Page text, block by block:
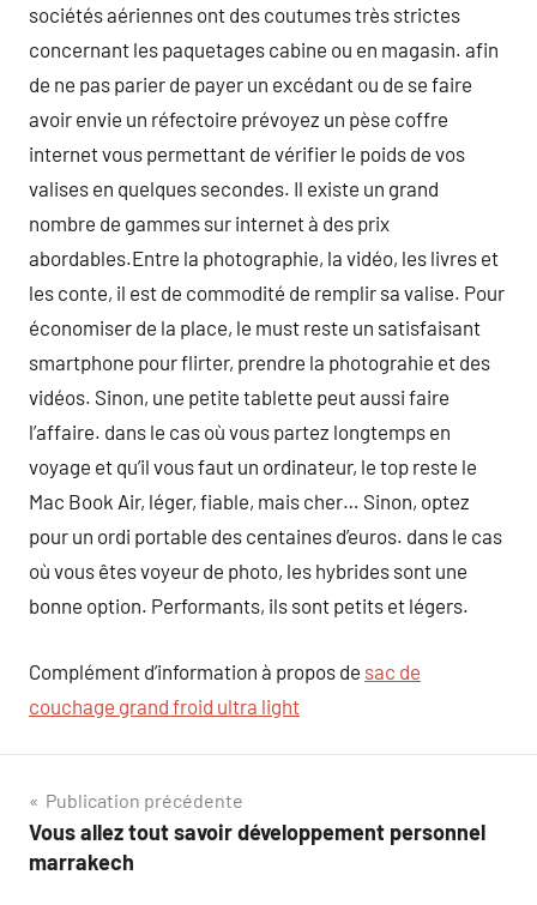
sociétés aériennes ont des coutumes très strictes
concernant les paquetages cabine ou en magasin. afin
de ne pas parier de payer un excédant ou de se faire
avoir envie un réfectoire prévoyez un pèse coffre
internet vous permettant de vérifier le poids de vos
valises en quelques secondes. Il existe un grand
nombre de gammes sur internet à des prix
abordables.Entre la photographie, la vidéo, les livres et
les conte, il est de commodité de remplir sa valise. Pour
économiser de la place, le must reste un satisfaisant
smartphone pour flirter, prendre la photograhie et des
vidéos. Sinon, une petite tablette peut aussi faire
l’affaire. dans le cas où vous partez longtemps en
voyage et qu’il vous faut un ordinateur, le top reste le
Mac Book Air, léger, fiable, mais cher… Sinon, optez
pour un ordi portable des centaines d’euros. dans le cas
où vous êtes voyeur de photo, les hybrides sont une
bonne option. Performants, ils sont petits et légers.
Complément d’information à propos de sac de
couchage grand froid ultra light
Navigation
de
Publication précédente
Vous allez tout savoir développement personnel
marrakech